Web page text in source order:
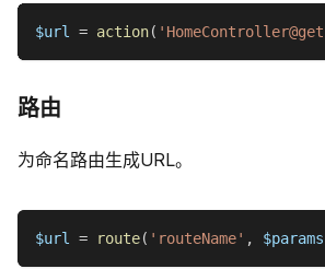
$url = action(
路由
为命名路由生成URL。
$url = route( 'routeName' , $params